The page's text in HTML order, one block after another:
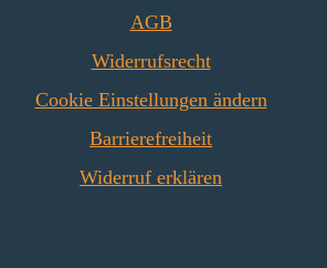
AGB
Widerrufsrecht
Cookie Einstellungen ändern
Barrierefreiheit
Widerruf erklären